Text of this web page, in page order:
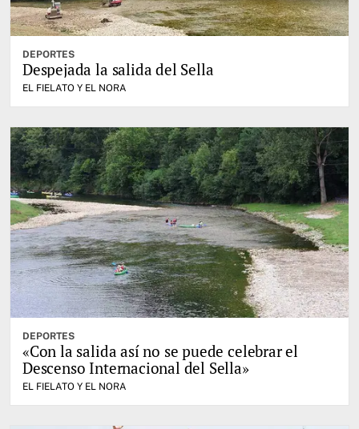
DEPORTES
Despejada la salida del Sella
EL FIELATO Y EL NORA
DEPORTES
«Con la salida así no se puede celebrar el
Descenso Internacional del Sella»
EL FIELATO Y EL NORA